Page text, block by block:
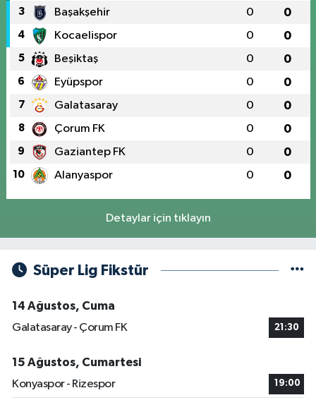
3 Başakşehir 0 0
4 Kocaelispor 0 0
5 Beşiktaş 0 0
6 Eyüpspor 0 0
7 Galatasaray 0 0
8 Çorum FK 0 0
9 Gaziantep FK 0 0
10 Alanyaspor 0 0
Detaylar için tıklayın
Süper Lig Fikstür
14 Ağustos, Cuma
Galatasaray - Çorum FK
21:30
15 Ağustos, Cumartesi
Konyaspor - Rizespor
19:00